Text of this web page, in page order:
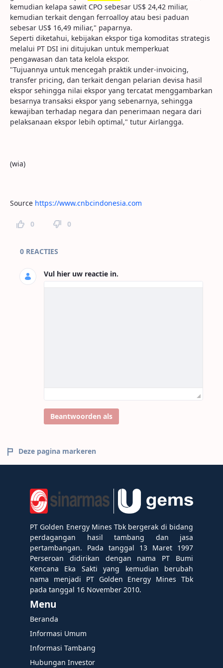
kemudian kelapa sawit CPO sebesar US$ 24,42 miliar,
kemudian terkait dengan ferroalloy atau besi paduan
sebesar US$ 16,49 miliar," paparnya.
Seperti diketahui, kebijakan ekspor tiga komoditas strategis
melalui PT DSI ini ditujukan untuk memperkuat
pengawasan dan tata kelola ekspor.
"Tujuannya untuk mencegah praktik under-invoicing,
transfer pricing, dan terkait dengan pelarian devisa hasil
ekspor sehingga nilai ekspor yang tercatat menggambarkan
besarnya transaksi ekspor yang sebenarnya, sehingga
kewajiban terhadap negara dan penerimaan negara dari
pelaksanaan ekspor lebih optimal," tutur Airlangga.
(wia)
Source https://www.cnbcindonesia.com
0 0
Paginareacties
0 REACTIES
Vul hier uw reactie in.
Beantwoorden als
Deze pagina markeren
PT Golden Energy Mines Tbk bergerak di bidang
perdagangan hasil tambang dan jasa
pertambangan. Pada tanggal 13 Maret 1997
Perseroan didirikan dengan nama PT Bumi
Kencana Eka Sakti yang kemudian berubah
nama menjadi PT Golden Energy Mines Tbk
pada tanggal 16 November 2010.
Menu
Beranda
Informasi Umum
Informasi Tambang
Hubungan Investor